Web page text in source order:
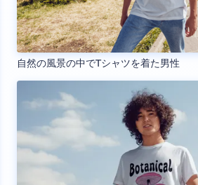
自然の風景の中でTシャツを着た男性